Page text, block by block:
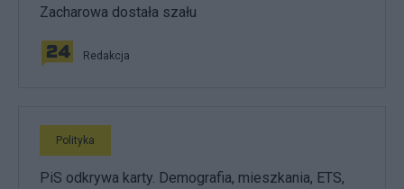
Zacharowa dostała szału
Redakcja
Polityka
PiS odkrywa karty. Demografia, mieszkania, ETS,